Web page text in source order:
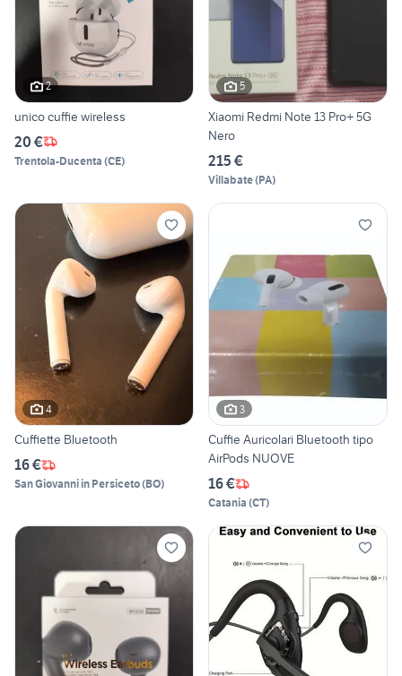
2
unico cuffie wireless
20 €
Trentola-Ducenta (CE)
5
Xiaomi Redmi Note 13 Pro+ 5G
Nero
215 €
Villabate(PA)
4
Cuffiette Bluetooth
16 €
San Giovanni in Persiceto(BO)
3
Cuffie Auricolari Bluetooth tipo
AirPods NUOVE
16 €
Catania (CT)